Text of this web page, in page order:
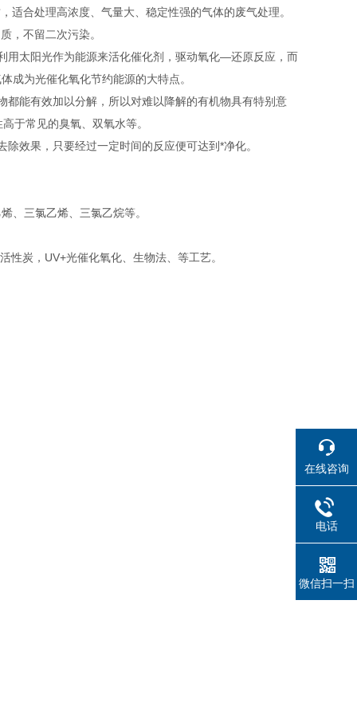
合处理高浓度、气量大、稳定性强的气体的废气处理。
，不留二次污染。
用太阳光作为能源来活化催化剂，驱动氧化—还原反应，而
成为光催化氧化节约能源的大特点。
能有效加以分解，所以对难以降解的有机物具有特别意
于常见的臭氧、双氧水等。
效果，只要经过一定时间的反应便可达到*净化。
、三氯乙烯、三氯乙烷等。
性炭，UV+光催化氧化、生物法、等工艺。
在线咨询
电话
微信扫一扫